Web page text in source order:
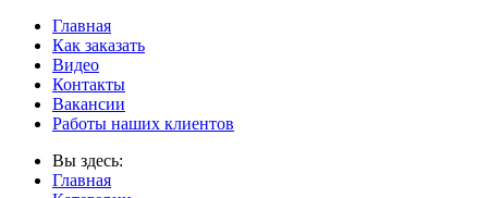
Главная
Как заказать
Видео
Контакты
Вакансии
Работы наших клиентов
Вы здесь:
Главная